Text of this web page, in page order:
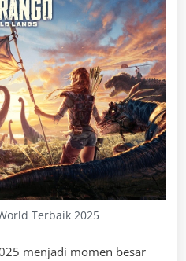
Terbaik 2025
menjadi momen besar